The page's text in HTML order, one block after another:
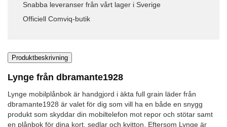
Snabba leveranser från vårt lager i Sverige
Officiell Comviq-butik
Produktbeskrivning
Lynge från dbramante1928
Lynge mobilplånbok är handgjord i äkta full grain läder från
dbramante1928 är valet för dig som vill ha en både en snygg
produkt som skyddar din mobiltelefon mot repor och stötar samt
en plånbok för dina kort, sedlar och kvitton. Eftersom Lynge är